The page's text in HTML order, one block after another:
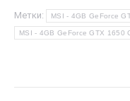
Метки: MSI - 4GB GeForce
MSI - 4GB GeForce GTX 1650